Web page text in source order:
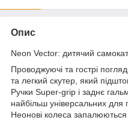
Опис
Neon Vector: дитячий
Проводжуючі та гострі
та легкий скутер, який
Ручки Super-grip і заднє
найбільш універсальних для
Неонові колеса